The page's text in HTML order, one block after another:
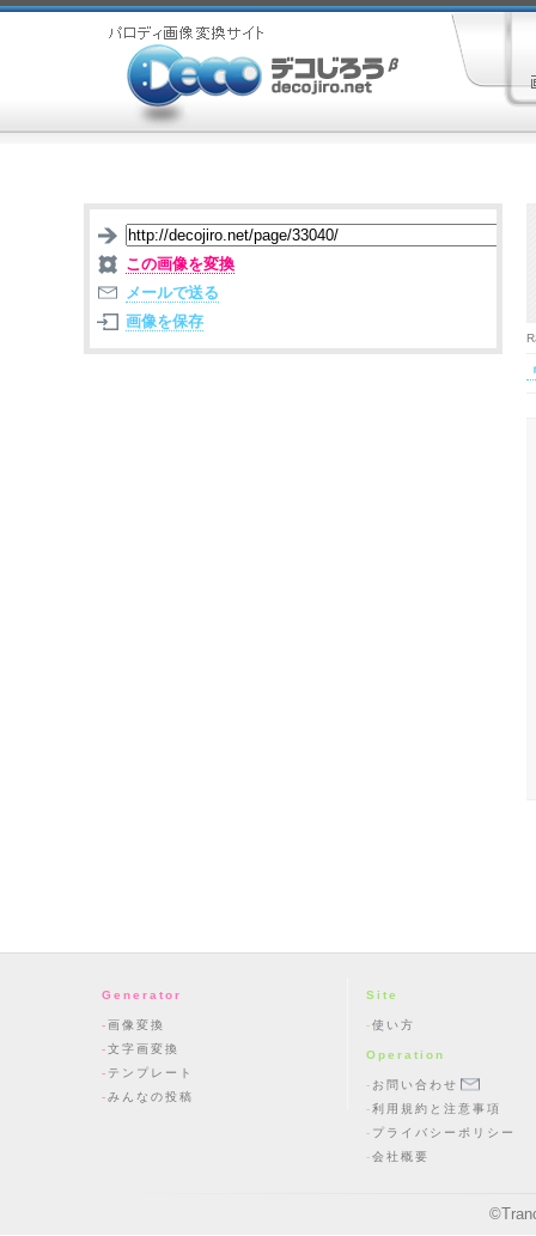
この画像を変換
メールで送る
画像を保存
Generator
画像変換
文字画変換
テンプレート
みんなの投稿
Site
使い方
Operation
お問い合わせ
利用規約と注意事項
プライバシーポリシー
会社概要
©